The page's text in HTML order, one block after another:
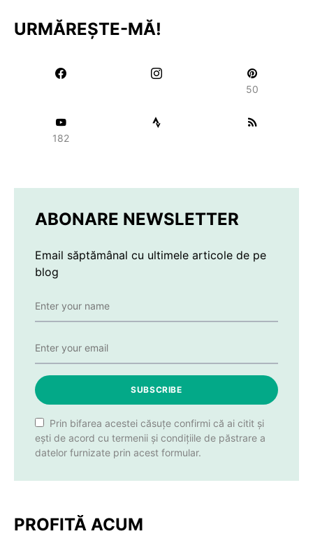
URMĂREȘTE-MĂ!
50
182
ABONARE NEWSLETTER
Email săptămânal cu ultimele articole de pe
blog
SUBSCRIBE
Prin bifarea acestei căsuțe confirmi că ai citit și
ești de acord cu termenii și condițiile de păstrare a
datelor furnizate prin acest formular.
PROFITĂ ACUM